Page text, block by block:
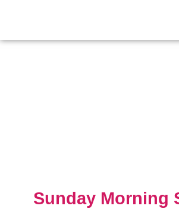
Sunday Morning